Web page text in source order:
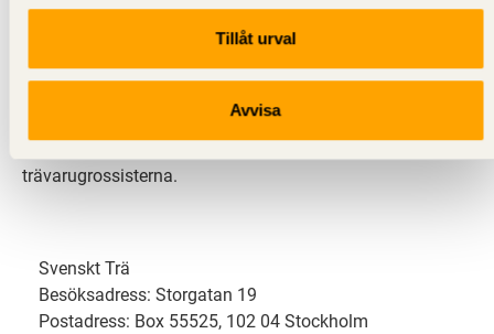
Tillåt urval
Avvisa
Svenskt Trä representerar svensk sågverksindustri
och är en del av branschorganisationen
svensk limträ-, KL-trä- och förpackningsindustri samt
trävarugrossisterna.
Svenskt Trä
Besöksadress: Storgatan 19
Postadress: Box 55525, 102 04 Stockholm